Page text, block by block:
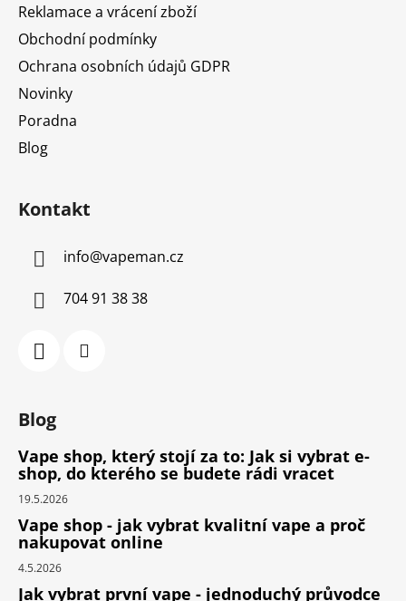
Reklamace a vrácení zboží
Obchodní podmínky
Ochrana osobních údajů GDPR
Novinky
Poradna
Blog
Kontakt
info@vapeman.cz
704 91 38 38
Blog
Vape shop, který stojí za to: Jak si vybrat e-
shop, do kterého se budete rádi vracet
19.5.2026
Vape shop - jak vybrat kvalitní vape a proč
nakupovat online
4.5.2026
Jak vybrat první vape - jednoduchý průvodce